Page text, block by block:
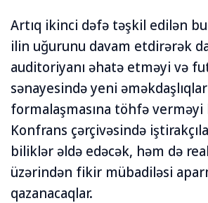
Artıq ikinci dəfə təşkil edilən
ilin uğurunu davam etdirərək
auditoriyanı əhatə etməyi və
sənayesində yeni
formalaşmasına töhfə verməyi
Konfrans çərçivəsində
biliklər əldə edəcək, həm də
üzərindən fikir mübadiləsi
qazanacaqlar.